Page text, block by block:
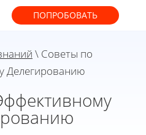
ПОПРОБОВАТЬ
\ Советы по
Делегированию